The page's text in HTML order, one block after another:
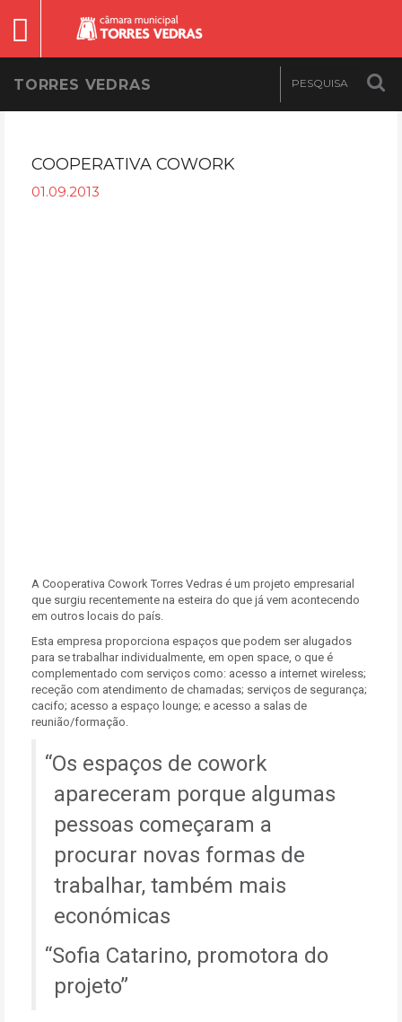
TORRES VEDRAS
COOPERATIVA COWORK
01.09.2013
A Cooperativa Cowork Torres Vedras é um projeto empresarial
que surgiu recentemente na esteira do que já vem acontecendo
em outros locais do país.
Esta empresa proporciona espaços que podem ser alugados
para se trabalhar individualmente, em open space, o que é
complementado com serviços como: acesso a internet wireless;
receção com atendimento de chamadas; serviços de segurança;
cacifo; acesso a espaço lounge; e acesso a salas de
reunião/formação.
Os espaços de cowork
apareceram porque algumas
pessoas começaram a
procurar novas formas de
trabalhar, também mais
económicas
Sofia Catarino, promotora do
projeto